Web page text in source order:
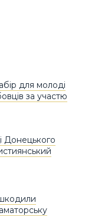
для молоді
за участю
Донецького